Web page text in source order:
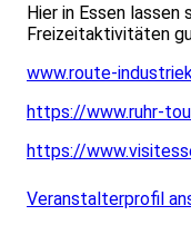
Hier in Essen lassen
Freizeitaktivitäten
www.route-
https://www.ruhr-
https://
Veranstalterprofil